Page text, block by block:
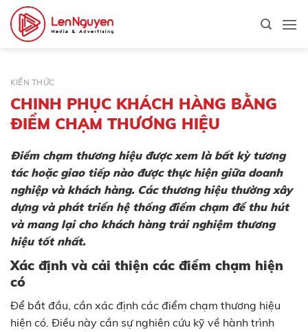
qua
KIẾN THỨC
CHINH PHỤC KHÁCH HÀNG BẰNG
ĐIỂM CHẠM THƯƠNG HIỆU
Điểm chạm thương hiệu được xem là bất kỳ tương
tác hoặc giao tiếp nào được thực hiện giữa doanh
nghiệp và khách hàng. Các thương hiệu thường xây
dựng và phát triển hệ thống điểm chạm để thu hút
và mang lại cho khách hàng trải nghiệm thương
hiệu tốt nhất.
Xác định và cải thiện các điểm chạm hiện
có
Để bắt đầu, cần xác định các điểm chạm thương hiệu
hiện có. Điều này cần sự nghiên cứu kỹ về hành trình